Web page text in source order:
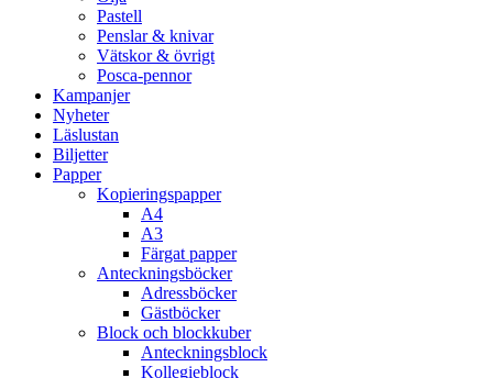
Pastell
Penslar & knivar
Vätskor & övrigt
Posca-pennor
Kampanjer
Nyheter
Läslustan
Biljetter
Papper
Kopieringspapper
A4
A3
Färgat papper
Anteckningsböcker
Adressböcker
Gästböcker
Block och blockkuber
Anteckningsblock
Kollegieblock